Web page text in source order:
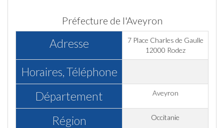
Préfecture de l'Aveyron
Adresse
7 Place Charles de Gaulle
12000 Rodez
Horaires, Téléphone
Département
Aveyron
Région Occitanie